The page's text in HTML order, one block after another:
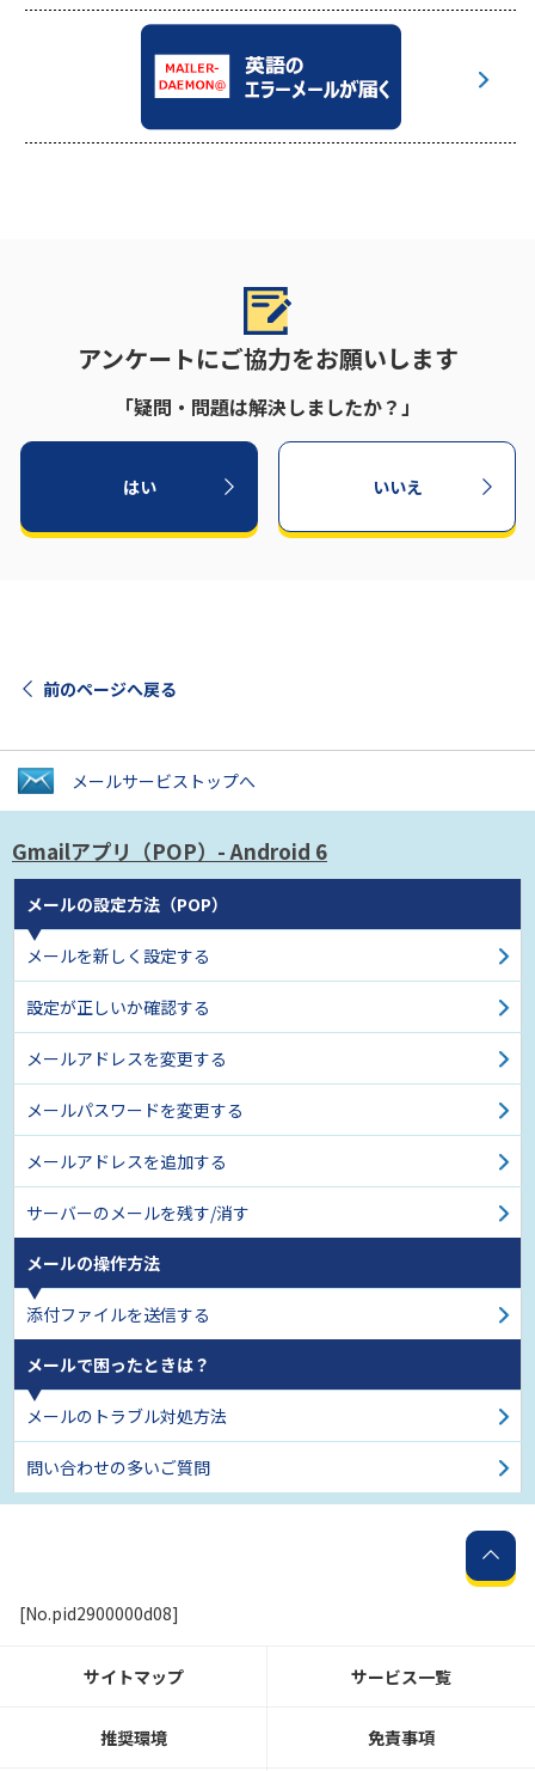
アンケートにご協力をお願いします
「疑問・問題は解決しましたか？」
はい いいえ
前のページへ戻る
メールサービス トップへ
Gmailアプリ（POP） - Android 6
メールの設定方法（POP）
メールを新しく設定する
設定が正しいか確認する
メールアドレスを変更する
メールパスワードを変更する
メールアドレスを追加する
サーバーのメールを残す/消す
メールの操作方法
添付ファイルを送信する
メールで困ったときは？
メールのトラブル対処方法
問い合わせの多いご質問
[No.pid2900000d08]
サイトマップ サービス一覧
推奨環境 免責事項